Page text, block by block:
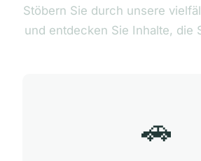
Stöbern Sie durch unsere
und entdecken Sie Inhalte, die
🚗